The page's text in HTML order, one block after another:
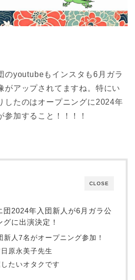
のyoutubeもインスタも6月ガラ
がアップされてますね。特にい
したのはオープニングに2024年
加すること！！！！
CLOSE
団2024年入団新人が6月ガラ公
に出演決定！
新人7名がオープニング参加！
原永美子先生
たいオタクです